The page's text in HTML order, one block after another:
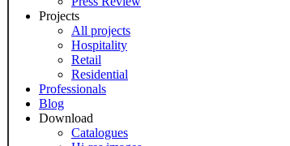
Projects
All projects
Hospitality
Retail
Residential
Professionals
Blog
Download
Catalogues